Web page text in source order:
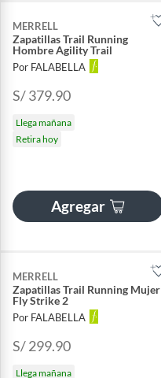
MERRELL
Zapatillas Trail Running
Hombre Agility Trail
Por FALABELLA
S/ 379.90
Llega mañana
Retira hoy
Agregar
MERRELL
Zapatillas Trail Running Mujer
Fly Strike 2
Por FALABELLA
S/ 299.90
Llega mañana